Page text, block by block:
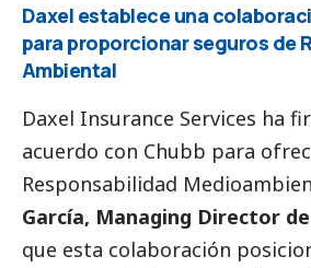
Daxel establece una
para proporcionar seguros de
Ambiental
Daxel Insurance Services ha
acuerdo con Chubb para
Responsabilidad
García, Managing Director
que esta colaboración